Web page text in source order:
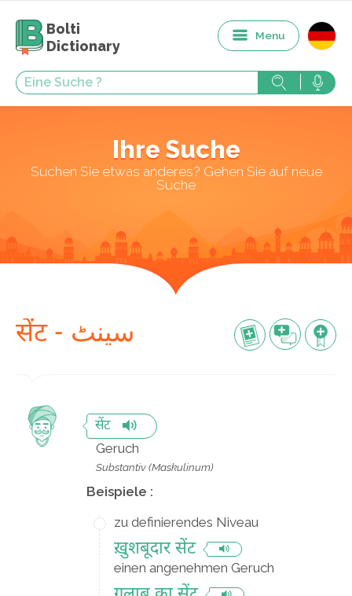
Bolti
Dictionary
Menu
Ihre Suche
Suchen Sie etwas anderes? Gehen Sie auf neue
Suche
सेंट - سینٹ
सेंट
Geruch
Substantiv (Maskulinum)
Beispiele :
zu definierendes Niveau
ख़ुशबूदार सेंट
einen angenehmen Geruch